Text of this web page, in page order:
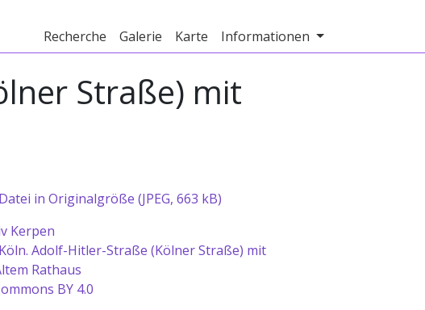
Recherche Galerie Karte Informationen
Straße) mit
in Originalgröße (JPEG, 663 kB)
Kerpen
Adolf-Hitler-Straße (Kölner Straße) mit
Rathaus
BY 4.0